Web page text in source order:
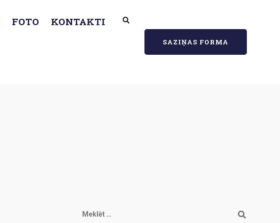
FOTO KONTAKTI
SAZIŅAS FORMA